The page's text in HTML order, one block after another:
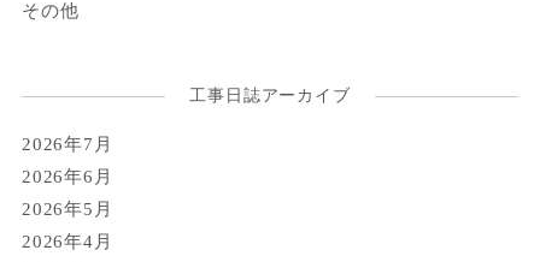
その他
工事日誌アーカイブ
2026年7月
2026年6月
2026年5月
2026年4月